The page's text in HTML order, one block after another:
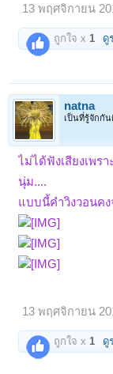
13 พฤศจิกายน
ถูกใจ x 1 ดู
natna
เป็นที่รู้จักกัน
ไม่ได้ฟังเสียงเพร
นุ่ม....
แบบนี้คำวิงวอนคง
13 พฤศจิกายน
ถูกใจ x 1 ดู